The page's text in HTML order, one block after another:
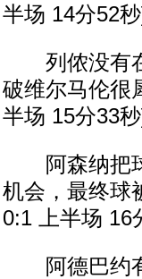
半场 14分52
列侬没有在
破维尔马伦很
半场 15分33
阿森纳把球
机会，最终球
0:1 上半场 16
阿德巴约有